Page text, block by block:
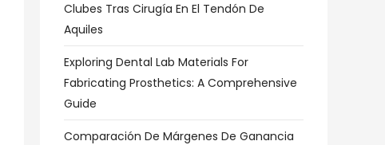
Clubes Tras Cirugía En El Tendón De
Aquiles
Exploring Dental Lab Materials For
Fabricating Prosthetics: A Comprehensive
Guide
Comparación De Márgenes De Ganancia